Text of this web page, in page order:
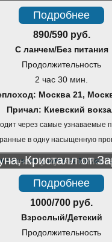
Подробнее
890/590 руб.
С ланчем/Без питания
Продолжительность
2 час 30 мин.
Москва 21,
Причал: Киевский
через самые узнаваемые
в одну насыщенную
Речная прогулка по
Кристалл от
Подробнее
1000/700 руб.
Взрослый/Детский
Продолжительность